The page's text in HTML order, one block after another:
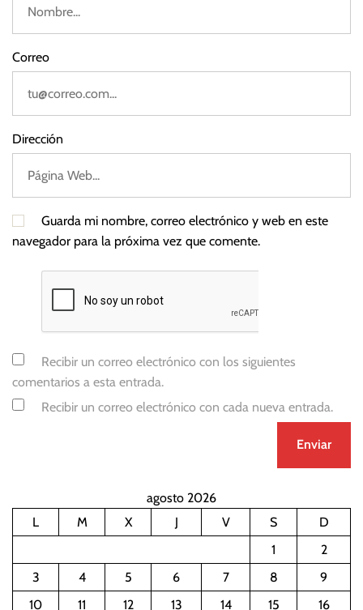
Correo
Dirección
Guarda mi nombre, correo electrónico y web en este
navegador para la próxima vez que comente.
Recibir un correo electrónico con los siguientes
comentarios a esta entrada.
Recibir un correo electrónico con cada nueva entrada.
agosto 2026
L
M X J V S
D
1
2
3
4 5 6 7 8
9
10
11 12 13 14 15
16